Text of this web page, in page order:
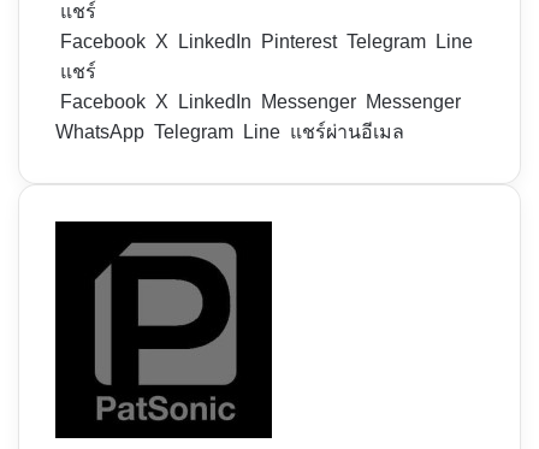
แชร์
Facebook X LinkedIn Pinterest Telegram
Line
แชร์
Facebook X LinkedIn Messenger Messenger
WhatsApp Telegram Line แชร์ผ่านอีเมล